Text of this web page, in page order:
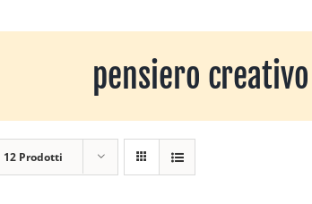
pensiero creativo
12 Prodotti